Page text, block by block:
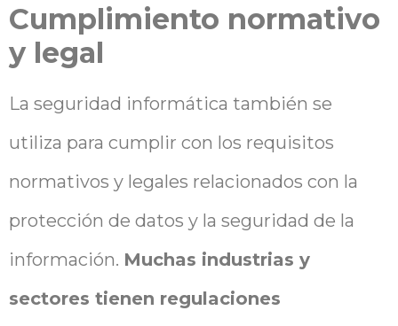
Cumplimiento normativo
y legal
La seguridad informática también se
utiliza para cumplir con los requisitos
normativos y legales relacionados con la
protección de datos y la seguridad de la
información. Muchas industrias y
sectores tienen regulaciones